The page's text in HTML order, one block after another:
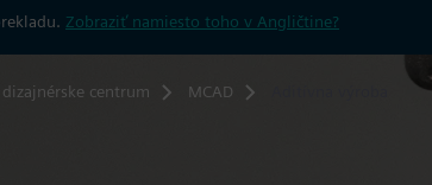
Zobraziť namiesto toho v Angličtine?
centrum MCAD